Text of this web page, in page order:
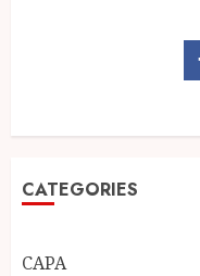
CATEGORIES
CAPA